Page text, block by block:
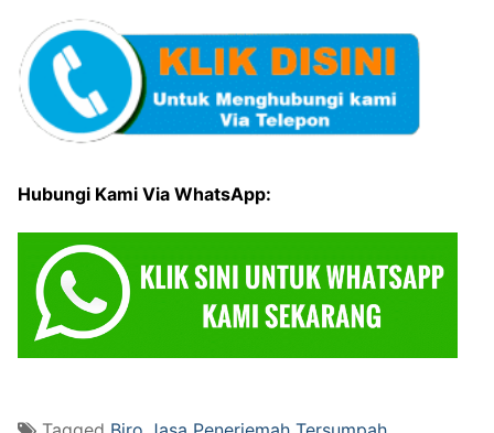
Hubungi Kami Via WhatsApp: